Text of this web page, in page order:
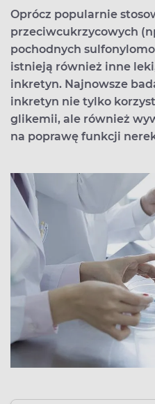
Oprócz popularnie
przeciwcukrzycowych
pochodnych
istnieją również inne
inkretyn. Najnowsze
inkretyn nie tylko
glikemii, ale również
na poprawę funkcji